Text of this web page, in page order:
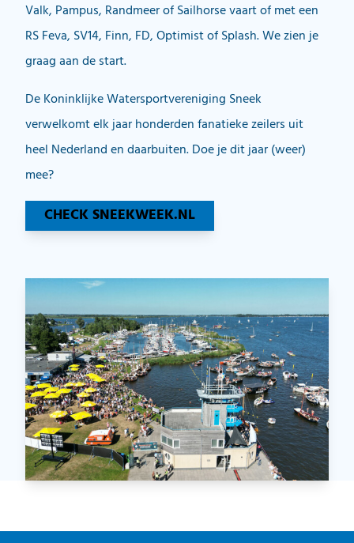
Valk, Pampus, Randmeer of Sailhorse vaart of met een
RS Feva, SV14, Finn, FD, Optimist of Splash. We zien je
graag aan de start.
De Koninklijke Watersportvereniging Sneek
verwelkomt elk jaar honderden fanatieke zeilers uit
heel Nederland en daarbuiten. Doe je dit jaar (weer)
mee?
CHECK SNEEKWEEK.NL